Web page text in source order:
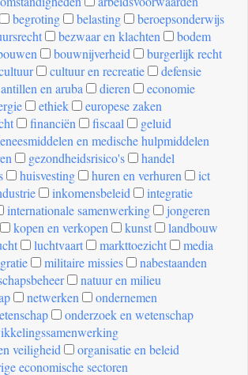
begroting belasting
beroepsonderwijs
bezwaar en klachten
bodem
bouwnijverheid
burgerlijk recht
cultuur en recreatie
defensie
en aruba
dieren
economie
ethiek
europese zaken
financiën fiscaal
geluid
en medische hulpmiddelen
gezondheidsrisico's
handel
huisvesting huren en verhuren
ict
inkomensbeleid
integratie
internationale samenwerking
jongeren
kopen en verkopen kunst
landbouw
luchtvaart markttoezicht
media
militaire missies
nabestaanden
natuur en milieu
netwerken
ondernemen
onderzoek en wetenschap
veiligheid
organisatie en beleid
economische sectoren